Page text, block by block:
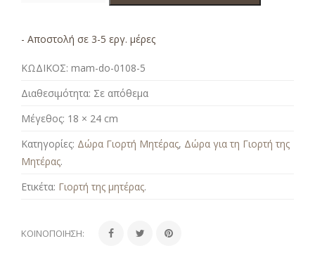
- Αποστολή σε 3-5 εργ. μέρες
ΚΩΔΙΚΟΣ: mam-do-0108-5
Διαθεσιμότητα: Σε απόθεμα
Μέγεθος: 18 × 24 cm
Κατηγορίες: Δώρα Γιορτή Μητέρας, Δώρα για τη Γιορτή της
Μητέρας.
Ετικέτα: Γιορτή της μητέρας.
ΚΟΙΝΟΠΟΊΗΣΗ: